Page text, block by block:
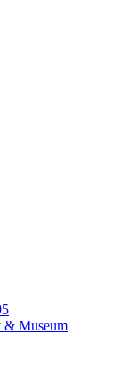
& Museum